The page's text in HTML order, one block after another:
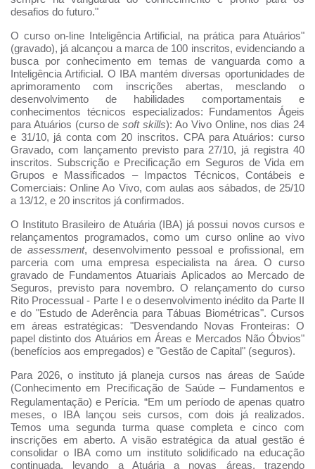
desafios do futuro."
O curso on-line Inteligência Artificial, na prática para Atuários"
(gravado), já alcançou a marca de 100 inscritos, evidenciando a
busca por conhecimento em temas de vanguarda como a
Inteligência Artificial. O IBA mantém diversas oportunidades de
aprimoramento com inscrições abertas, mesclando o
desenvolvimento de habilidades comportamentais e
conhecimentos técnicos especializados: Fundamentos Ágeis
para Atuários (curso desoft skills): Ao Vivo Online, nos dias 24
e 31/10, já conta com 20 inscritos. CPA para Atuários: curso
Gravado, com lançamento previsto para 27/10, já registra 40
inscritos. Subscrição e Precificação em Seguros de Vida em
Grupos e Massificados – Impactos Técnicos, Contábeis e
Comerciais: Online Ao Vivo, com aulas aos sábados, de 25/10
a 13/12, e 20 inscritos já confirmados.
O Instituto Brasileiro de Atuária (IBA) já possui novos cursos e
relançamentos programados, como um curso online ao vivo
de assessment, desenvolvimento pessoal e profissional, em
parceria com uma empresa especialista na área. O curso
gravado de Fundamentos Atuariais Aplicados ao Mercado de
Seguros, previsto para novembro. O relançamento do curso
Rito Processual - Parte I e o desenvolvimento inédito da Parte II
e do "Estudo de Aderência para Tábuas Biométricas". Cursos
em áreas estratégicas: "Desvendando Novas Fronteiras: O
papel distinto dos Atuários em Áreas e Mercados Não Óbvios"
(benefícios aos empregados) e "Gestão de Capital" (seguros).
Para 2026, o instituto já planeja cursos nas áreas de Saúde
(Conhecimento em Precificação de Saúde – Fundamentos e
Regulamentação) e Perícia. “Em um período de apenas quatro
meses, o IBA lançou seis cursos, com dois já realizados.
Temos uma segunda turma quase completa e cinco com
inscrições em aberto. A visão estratégica da atual gestão é
consolidar o IBA como um instituto solidificado na educação
continuada, levando a Atuária a novas áreas, trazendo